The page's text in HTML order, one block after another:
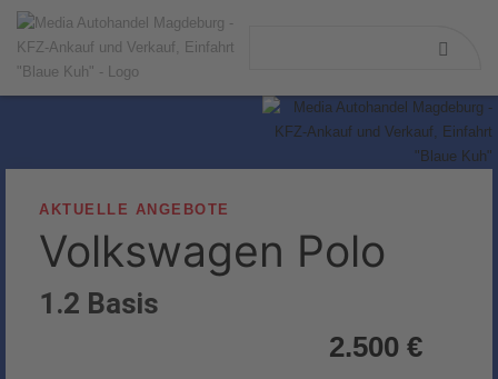
AKTUELLE ANGEBOTE
Volkswagen Polo
1.2 Basis
2.500 €